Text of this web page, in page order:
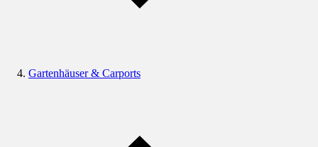
Gartenhäuser & Carports